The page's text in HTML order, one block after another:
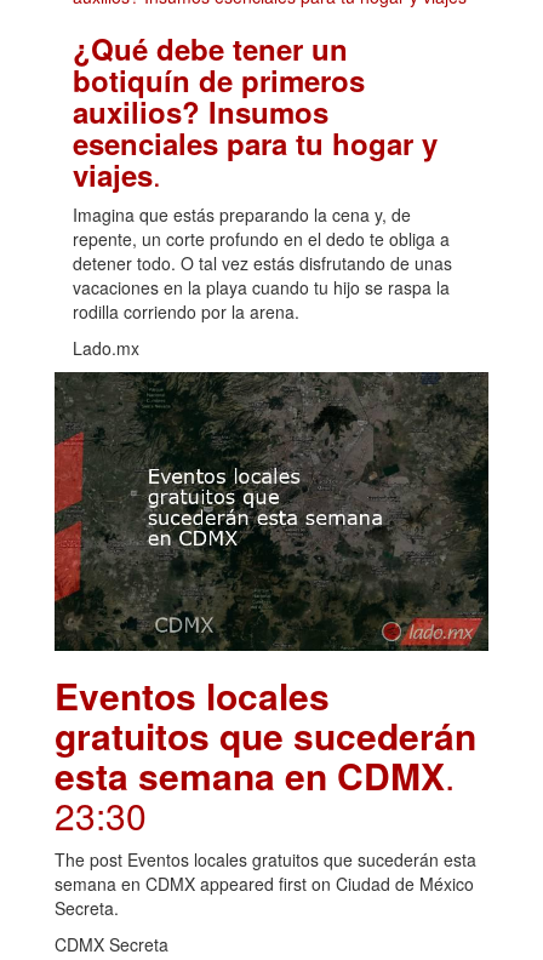
¿Qué debe tener un
botiquín de primeros
auxilios? Insumos
esenciales para tu hogar y
viajes.
Imagina que estás preparando la cena y, de
repente, un corte profundo en el dedo te obliga a
detener todo. O tal vez estás disfrutando de unas
vacaciones en la playa cuando tu hijo se raspa la
rodilla corriendo por la arena.
Lado.mx
Eventos locales
gratuitos que sucederán
esta semana en CDMX.
23:30
The post Eventos locales gratuitos que sucederán esta
semana en CDMX appeared first on Ciudad de México
Secreta.
CDMX Secreta